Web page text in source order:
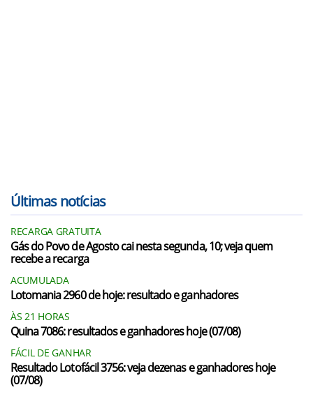
Últimas notícias
RECARGA GRATUITA
Gás do Povo de Agosto cai nesta segunda, 10; veja quem
recebe a recarga
ACUMULADA
Lotomania 2960 de hoje: resultado e ganhadores
ÀS 21 HORAS
Quina 7086: resultados e ganhadores hoje (07/08)
FÁCIL DE GANHAR
Resultado Lotofácil 3756: veja dezenas e ganhadores hoje
(07/08)